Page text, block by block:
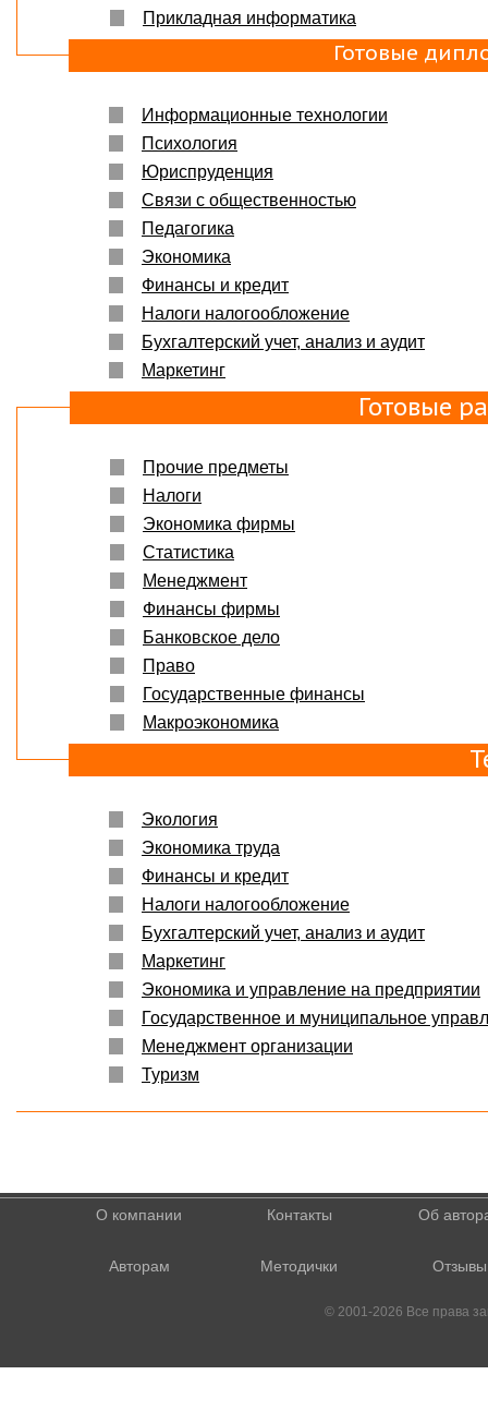
Прикладная информатика
Готовые
Информационные технологии
Психология
Юриспруденция
Связи с общественностью
Педагогика
Экономика
Финансы и кредит
Налоги налогообложение
Бухгалтерский учет, анализ и аудит
Маркетинг
Готовые
Прочие предметы
Налоги
Экономика фирмы
Статистика
Менеджмент
Финансы фирмы
Банковское дело
Право
Государственные финансы
Макроэкономика
Экология
Экономика труда
Финансы и кредит
Налоги налогообложение
Бухгалтерский учет, анализ и аудит
Маркетинг
Экономика и управление на предприятии
Государственное и муниципальное
Менеджмент организации
Туризм
О компании Контакты Об
Авторам Методички Отзывы
© 2001-2026 Все права